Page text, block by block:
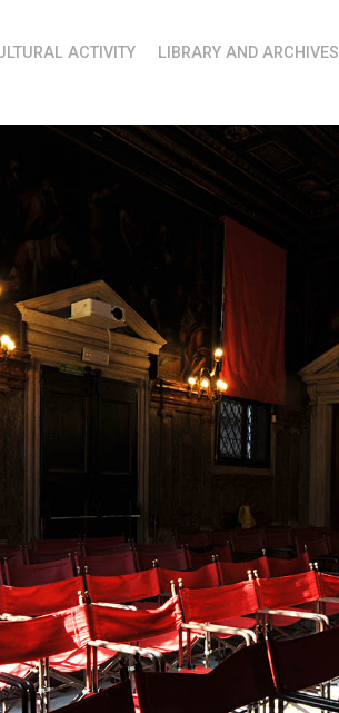
ACTIVITY LIBRARY AND ARCHIVES